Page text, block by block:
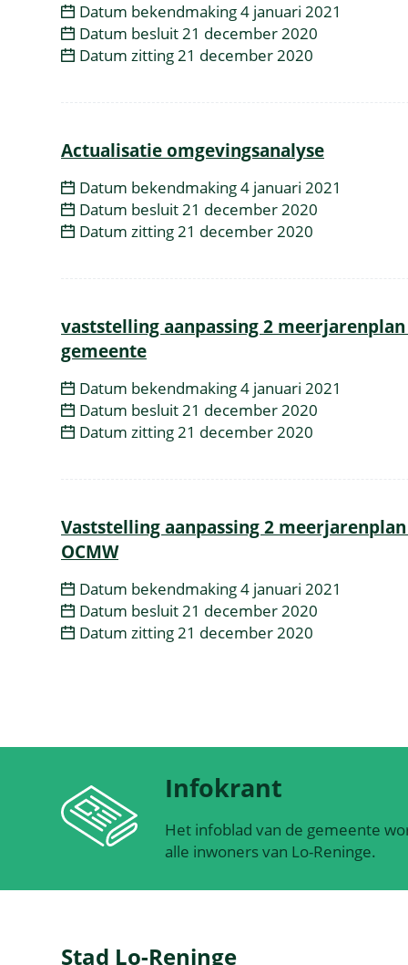
Datum bekendmaking4 januari 2021
Datum besluit21 december 2020
Datum zitting21 december 2020
Actualisatie omgevingsanalyse
Datum bekendmaking4 januari 2021
Datum besluit21 december 2020
Datum zitting21 december 2020
vaststelling aanpassing 2 meerjarenplan
gemeente
Datum bekendmaking4 januari 2021
Datum besluit21 december 2020
Datum zitting21 december 2020
Vaststelling aanpassing 2 meerjarenplan
OCMW
Datum bekendmaking4 januari 2021
Datum besluit21 december 2020
Datum zitting21 december 2020
Infokrant
Het infoblad van de gemeente
alle inwoners van Lo-Reninge.
Contact
Stad Lo-Reninge